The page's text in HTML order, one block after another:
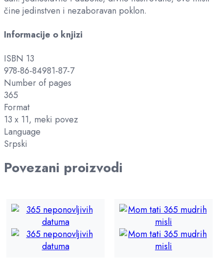
čine jedinstven i nezaboravan poklon.
Informacije o knjizi
ISBN 13
978-86-84981-87-7
Number of pages
365
Format
13 x 11, meki povez
Language
Srpski
Povezani proizvodi